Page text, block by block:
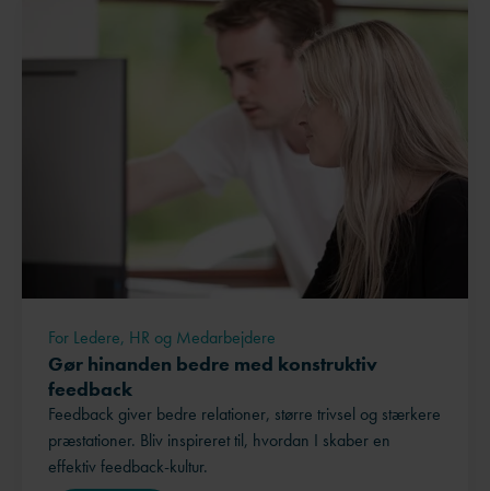
For Ledere, HR og Medarbejdere
Gør hinanden bedre med konstruktiv
feedback
Feedback giver bedre relationer, større trivsel og stærkere
præstationer. Bliv inspireret til, hvordan I skaber en
effektiv feedback-kultur.